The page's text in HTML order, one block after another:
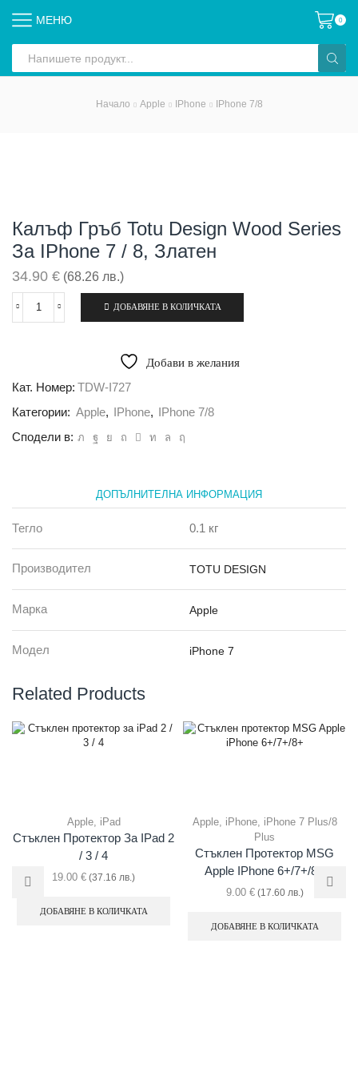
МЕНЮ 0
input
Начало Apple IPhone IPhone 7/8
Калъф Гръб Totu Design Wood Series
За IPhone 7 / 8, Златен
34.90 € (68.26 лв.)
количество
Design
Series
iPhone
ДОБАВЯНЕ В КОЛИЧКАТА
Добави в желания
Кат. Номер: TDW-I727
Категории: Apple, IPhone,
IPhone 7/8
Сподели в:
ДОПЪЛНИТЕЛНА ИНФОРМАЦИЯ
Тегло 0.1 кг
Производител TOTU DESIGN
Марка Apple
Модел iPhone 7
Related Products
Apple, iPad
Стъклен Протектор За IPad 2
/ 3 / 4
19.00 € (37.16 лв.)
ДОБАВЯНЕ В КОЛИЧКАТА
Apple, iPhone, iPhone 7 Plus/8
Plus
Стъклен Протектор MSG
Apple IPhone 6+/7+/8+
9.00 €(17.60 лв.)
ДОБАВЯНЕ В КОЛИЧКАТА